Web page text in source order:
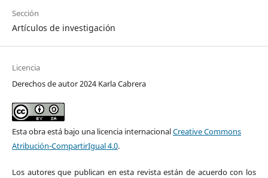
Sección
Artículos de investigación
Licencia
Derechos de autor 2024 Karla Cabrera
Esta obra está bajo una licencia internacionalCreative Commons
Atribución-CompartirIgual 4.0.
Los autores que publican en esta revista están de acuerdo con los